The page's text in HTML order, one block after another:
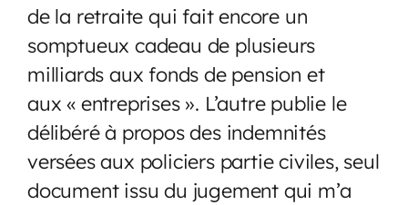
de la retraite qui fait encore un
somptueux cadeau de plusieurs
milliards aux fonds de pension et
aux « entreprises ». L’autre publie le
délibéré à propos des indemnités
versées aux policiers partie civiles, seul
document issu du jugement qui m’a